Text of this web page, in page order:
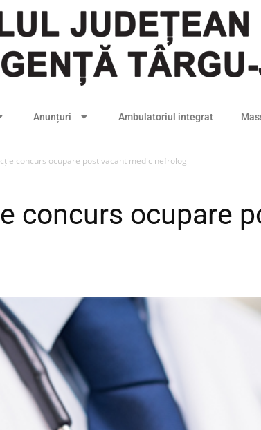
Anunțuri Ambulatoriul integrat
concurs ocupare post vacant medic nefrolog
concurs ocupare